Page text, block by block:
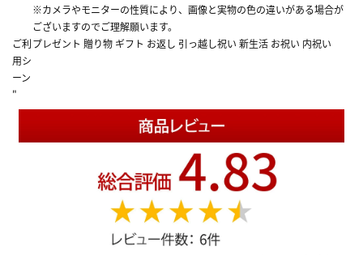
※カメラやモニターの性質により、画像と実物の色の違いがある場合が
ございますのでご理解願います。
ご利
用シ
ーン
プレゼント 贈り物 ギフト お返し 引っ越し祝い 新生活 お祝い 内祝い
"